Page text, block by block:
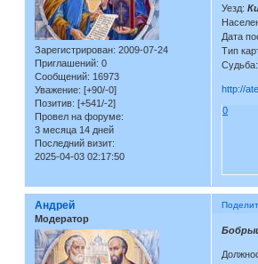
Зарегистрирован: 2009-07-24
Приглашений: 0
Сообщений: 16973
Уважение: [+90/-0]
Позитив: [+541/-2]
Провел на форуме:
3 месяца 14 дней
Последний визит:
2025-04-03 02:17:50
Уезд:
Дата
Тип
http://
0
Андрей
Модератор